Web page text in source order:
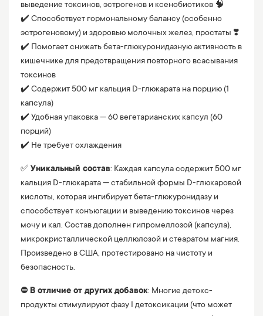
выведение токсинов, эстрогенов и ксенобиотиков 🧠
✔️ Способствует гормональному балансу (особенно
эстрогеновому) и здоровью молочных желез, простаты ❣️
✔️ Помогает снижать бета-глюкуронидазную активность в
кишечнике для предотвращения повторного всасывания
токсинов
✔️ Содержит 500 мг кальция D-глюкарата на порцию (1
капсула)
✔️ Удобная упаковка — 60 вегетарианских капсул (60
порций)
✔️ Не требует охлаждения
✅ Уникальный состав: Каждая капсула содержит 500 мг
кальция D-глюкарата — стабильной формы D-глюкаровой
кислоты, которая ингибирует бета-глюкуронидазу и
способствует конъюгации и выведению токсинов через
мочу и кал. Состав дополнен гипромеллозой (капсула),
микрокристаллической целлюлозой и стеаратом магния.
Произведено в США, протестировано на чистоту и
безопасность.
⛔️ В отличие от других добавок: Многие детокс-
продукты стимулируют фазу I детоксикации (что может